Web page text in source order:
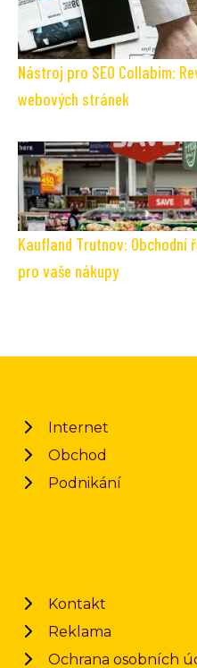
Nástroj pro SEO Collabim:
webových stránek
Kaufland Trutnov:
pro vaše nákupy
Internet
Obchod
Podnikání
Kontakt
Reklama
Ochrana osobních